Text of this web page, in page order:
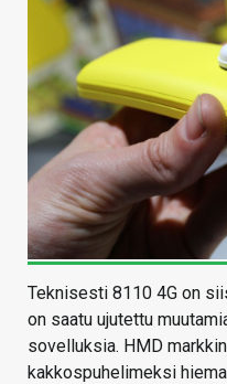
Teknisesti 8110 4G on
on saatu ujutettu
sovelluksia. HMD
kakkospuhelimeksi